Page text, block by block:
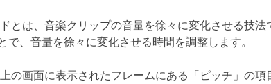
とは、音楽クリップの音量を徐々に変化させる技
、音量を徐々に変化させる時間を調整します。
の画面に表示されたフレームにある「ピッチ」の